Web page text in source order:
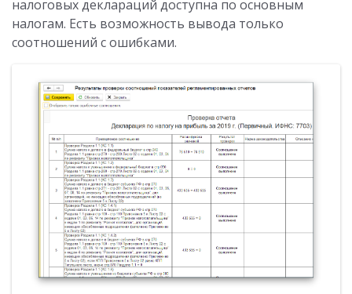
налоговых деклараций доступна по основным
налогам. Есть возможность вывода только
соотношений с ошибками.